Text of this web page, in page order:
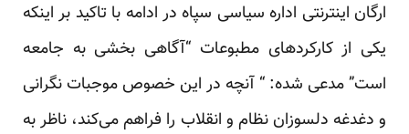
ارگان اینترنتی اداره سیاسی سپاه در ادامه با تاکید بر اینکه
یکی از کارکردهای مطبوعات “آگاهی بخشی به جامعه
است” مدعی شده: “ آنچه در این خصوص موجبات نگرانی
و دغدغه دلسوزان نظام و انقلاب را فراهم می‌کند، ناظر به